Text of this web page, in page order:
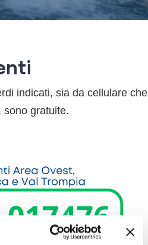
indicati, sia da cellulare che
sono gratuite.